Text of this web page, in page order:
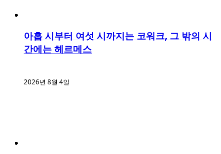
아홉 시부터 여섯 시까지는 코워크, 그 밖의 시
간에는 헤르메스
2026년 8월 4일